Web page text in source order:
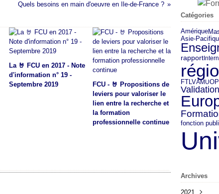
Quels besoins en main d'oeuvre en Ile-de-France ?
La 🤘 FCU en 2017 - Note
d'information n° 19 -
Septembre 2019
FCU - 🤘 Propositions de
leviers pour valoriser le
lien entre la recherche et
la formation
professionnelle continue
Catégories
Amérique
Asie-
rapport
FTLVAMU
fonction
Archives
2021